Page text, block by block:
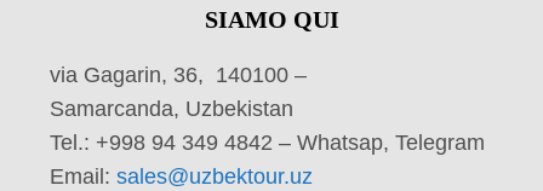
SIAMO QUI
via Gagarin, 36, 140100 –
Samarcanda, Uzbekistan
Tel.: +998 94 349 4842 – Whatsap, Telegram
Email: sales@uzbektour.uz